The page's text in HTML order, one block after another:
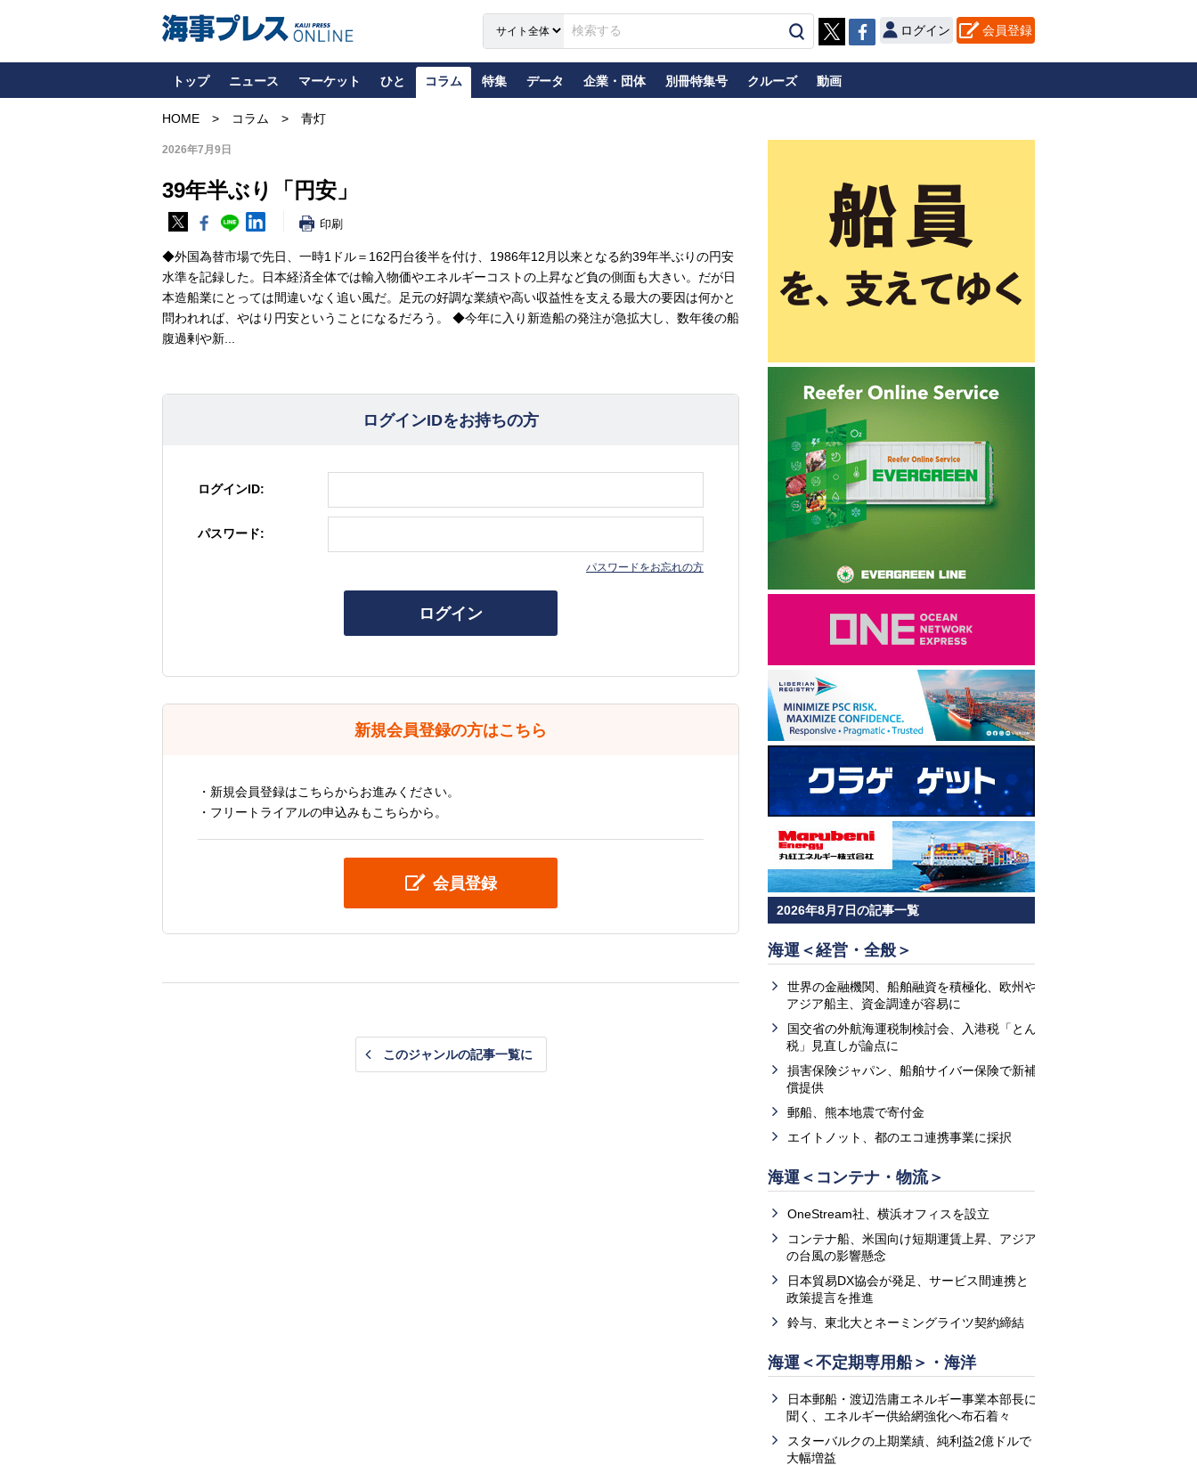
ログイン 会員登録
トップ ニュース マーケット ひと コラム 特集 データ 企業・団体 別冊特集号 クルーズ 動画
HOME コラム 青灯
2026年7月9日
39年半ぶり「円安」
印刷
◆外国為替市場で先日、一時1ドル＝162円台後半を付け、1986年12月以来となる約39年半ぶりの円安
水準を記録した。日本経済全体では輸入物価やエネルギーコストの上昇など負の側面も大きい。だが日
本造船業にとっては間違いなく追い風だ。足元の好調な業績や高い収益性を支える最大の要因は何かと
問われれば、やはり円安ということになるだろう。 ◆今年に入り新造船の発注が急拡大し、数年後の船
腹過剰や新...
ログインIDをお持ちの方
ログインID:
パスワード:
パスワードをお忘れの方
ログイン
新規会員登録の方はこちら
・新規会員登録はこちらからお進みください。
・フリートライアルの申込みもこちらから。
会員登録
このジャンルの記事一覧に
2026年8月7日の記事一覧
海運＜経営・全般＞
世界の金融機関、船舶融資を積極化、欧州や
アジア船主、資金調達が容易に
国交省の外航海運税制検討会、入港税「とん
税」見直しが論点に
損害保険ジャパン、船舶サイバー保険で新補
償提供
郵船、熊本地震で寄付金
エイトノット、都のエコ連携事業に採択
海運＜コンテナ・物流＞
OneStream社、横浜オフィスを設立
コンテナ船、米国向け短期運賃上昇、アジア
の台風の影響懸念
日本貿易DX協会が発足、サービス間連携と
政策提言を推進
鈴与、東北大とネーミングライツ契約締結
海運＜不定期専用船＞・海洋
日本郵船・渡辺浩庸エネルギー事業本部長に
聞く、エネルギー供給網強化へ布石着々
スターバルクの上期業績、純利益2億ドルで
大幅増益